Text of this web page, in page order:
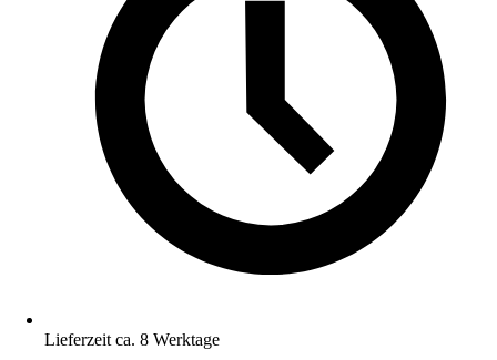
Lieferzeit ca. 8 Werktage